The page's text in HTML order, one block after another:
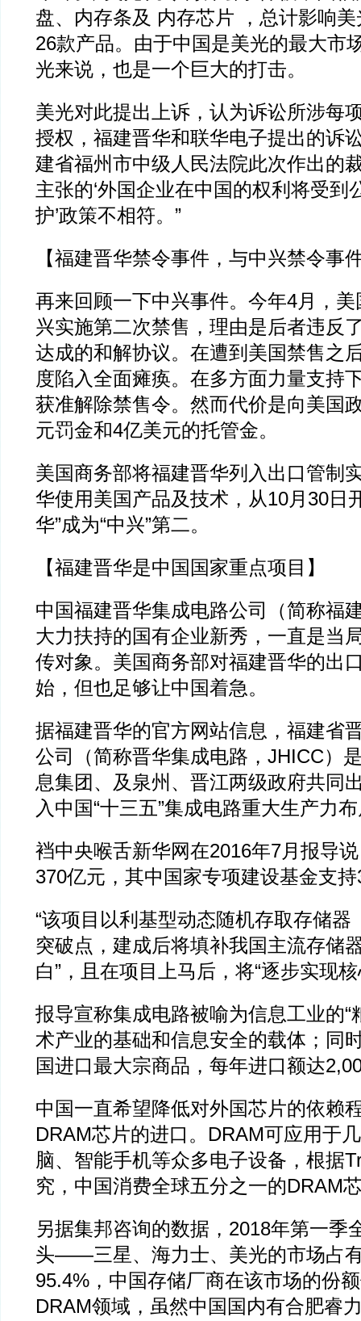
盘、内存条及 内存芯片 ，总计影响
26款产品。由于中国是美光的最大市
光来说，也是一个巨大的打击。
美光对此提出上诉，认为诉讼所涉每
授权，福建晋华和联华电子提出的诉
建省福州市中级人民法院此次作出的
主张的‘外国企业在中国的权利将受到
护’政策不相符。”
【福建晋华禁令事件，与中兴禁令事
再来回顾一下中兴事件。今年4月，
兴实施第二次禁售，理由是后者违反
达成的和解协议。在遭到美国禁售之
度陷入全面瘫痪。在多方面力量支持
获准解除禁售令。然而代价是向美国
元罚金和4亿美元的托管金。
美国商务部将福建晋华列入出口管制
华使用美国产品及技术，从10月30日
华”成为“中兴”第二。
【福建晋华是中国国家重点项目】
中国福建晋华集成电路公司（简称福
大力扶持的国有企业新秀，一直是当
传对象。美国商务部对福建晋华的出
始，但也足够让中国着急。
据福建晋华的官方网站信息，福建省
公司（简称晋华集成电路，JHICC）
息集团、及泉州、晋江两级政府共同
入中国“十三五”集成电路重大生产力
裆中央喉舌新华网在2016年7月报导
370亿元，其中国家专项建设基金支
“该项目以利基型动态随机存取存储器
突破点，建成后将填补我国主流存储
白”，且在项目上马后，将“逐步实现
报导宣称集成电路被喻为信息工业的“
术产业的基础和信息安全的载体；同
国进口最大宗商品，每年进口额达
中国一直希望降低对外国芯片的依赖
DRAM芯片的进口。DRAM可应用于
脑、智能手机等众多电子设备，根据
究，中国消费全球五分之一的DRAM
另据集邦咨询的数据，2018年第一季
头——三星、海力士、美光的市场占
95.4%，中国存储厂商在该市场的份
DRAM领域，虽然中国国内有合肥睿